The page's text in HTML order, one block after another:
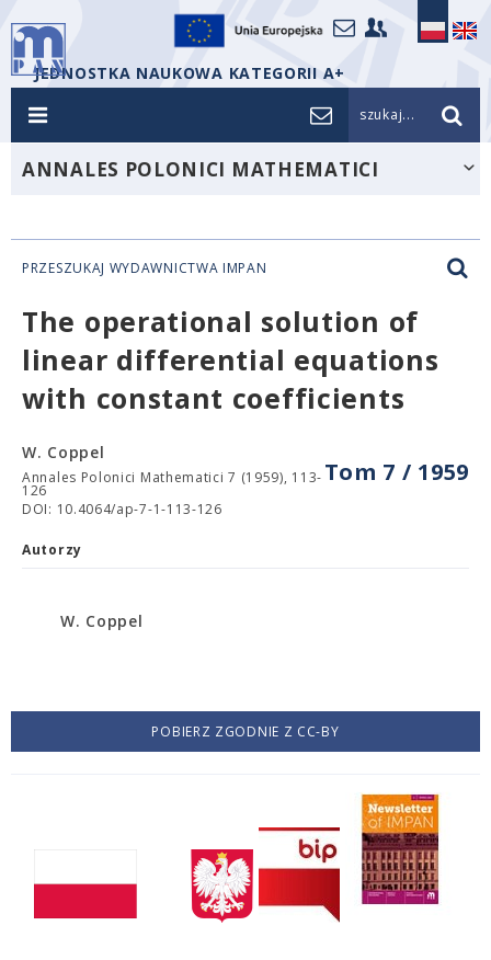
JEDNOSTKA NAUKOWA KATEGORII A+
szukaj...
ANNALES POLONICI MATHEMATICI
PRZESZUKAJ WYDAWNICTWA IMPAN
The operational solution of
linear differential equations
with constant coefficients
Tom 7 / 1959
W. Coppel
Annales Polonici Mathematici 7 (1959), 113-
126
DOI: 10.4064/ap-7-1-113-126
Autorzy
W. Coppel
POBIERZ ZGODNIE Z CC-BY